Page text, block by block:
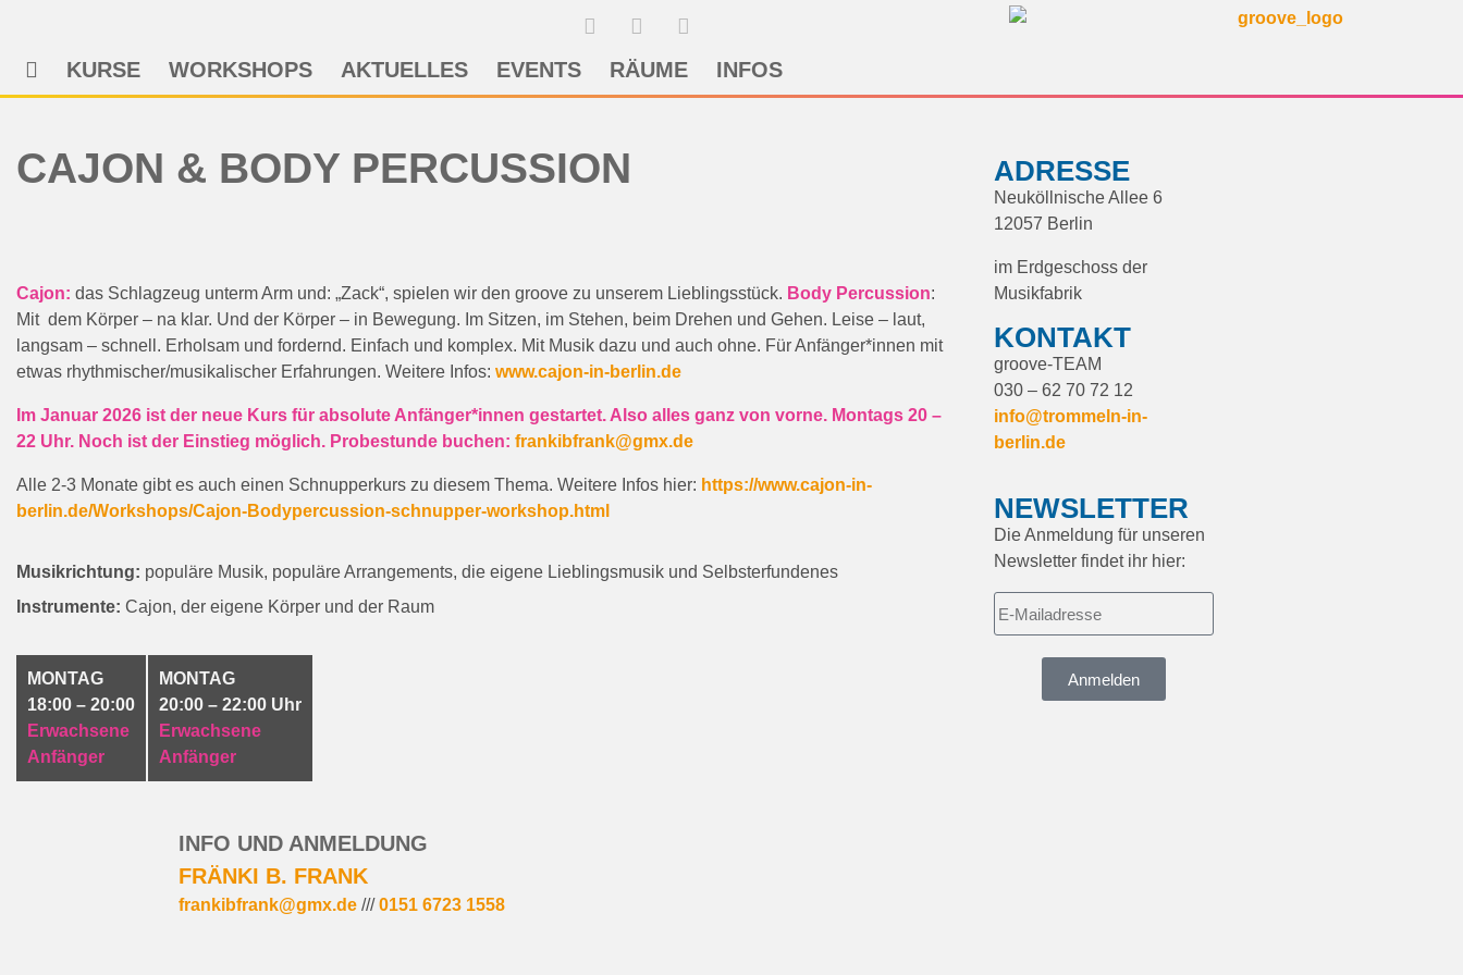
KURSE WORKSHOPS AKTUELLES EVENTS RÄUME INFOS
CAJON & BODY PERCUSSION
Cajon: das Schlagzeug unterm Arm und: „Zack“, spielen wir den groove zu unserem Lieblingsstück. Body Percussion:
Mit dem Körper – na klar. Und der Körper – in Bewegung. Im Sitzen, im Stehen, beim Drehen und Gehen. Leise – laut,
langsam – schnell. Erholsam und fordernd. Einfach und komplex. Mit Musik dazu und auch ohne. Für Anfänger*innen mit
etwas rhythmischer/musikalischer Erfahrungen. Weitere Infos: www.cajon-in-berlin.de
Im Januar 2026 ist der neue Kurs für absolute Anfänger*innen gestartet. Also alles ganz von vorne. Montags 20 –
22 Uhr. Noch ist der Einstieg möglich. Probestunde buchen: frankibfrank@gmx.de
Alle 2-3 Monate gibt es auch einen Schnupperkurs zu diesem Thema. Weitere Infos hier: https://www.cajon-in-
berlin.de/Workshops/Cajon-Bodypercussion-schnupper-workshop.html
Musikrichtung: populäre Musik, populäre Arrangements, die eigene Lieblingsmusik und Selbsterfundenes
Instrumente: Cajon, der eigene Körper und der Raum
MONTAG
18:00 – 20:00
Erwachsene
Anfänger
MONTAG
20:00 – 22:00 Uhr
Erwachsene
Anfänger
INFO UND ANMELDUNG
FRÄNKI B. FRANK
frankibfrank@gmx.de///0151 6723 1558
ADRESSE
Neuköllnische Allee 6
12057 Berlin
im Erdgeschoss der
Musikfabrik
KONTAKT
groove-TEAM
030 – 62 70 72 12
info@trommeln-in-
berlin.de
NEWSLETTER
Die Anmeldung für unseren
Newsletter findet ihr hier:
Anmelden